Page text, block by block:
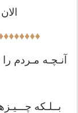
آنـچـه مـردم
بــلـکه